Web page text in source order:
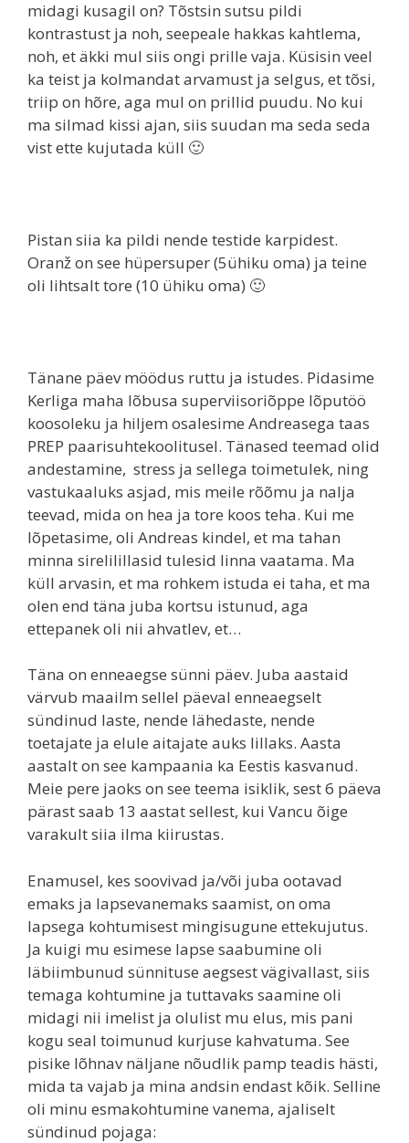
midagi kusagil on? Tõstsin sutsu pildi
kontrastust ja noh, seepeale hakkas kahtlema,
noh, et äkki mul siis ongi prille vaja. Küsisin veel
ka teist ja kolmandat arvamust ja selgus, et tõsi,
triip on hõre, aga mul on prillid puudu. No kui
ma silmad kissi ajan, siis suudan ma seda seda
vist ette kujutada küll 🙂
Pistan siia ka pildi nende testide karpidest.
Oranž on see hüpersuper (5ühiku oma) ja teine
oli lihtsalt tore (10 ühiku oma) 🙂
Tänane päev möödus ruttu ja istudes. Pidasime
Kerliga maha lõbusa superviisoriõppe lõputöö
koosoleku ja hiljem osalesime Andreasega taas
PREP paarisuhtekoolitusel. Tänased teemad olid
andestamine, stress ja sellega toimetulek, ning
vastukaaluks asjad, mis meile rõõmu ja nalja
teevad, mida on hea ja tore koos teha. Kui me
lõpetasime, oli Andreas kindel, et ma tahan
minna sirelilillasid tulesid linna vaatama. Ma
küll arvasin, et ma rohkem istuda ei taha, et ma
olen end täna juba kortsu istunud, aga
ettepanek oli nii ahvatlev, et…
Täna on enneaegse sünni päev. Juba aastaid
värvub maailm sellel päeval enneaegselt
sündinud laste, nende lähedaste, nende
toetajate ja elule aitajate auks lillaks. Aasta
aastalt on see kampaania ka Eestis kasvanud.
Meie pere jaoks on see teema isiklik, sest 6 päeva
pärast saab 13 aastat sellest, kui Vancu õige
varakult siia ilma kiirustas.
Enamusel, kes soovivad ja/või juba ootavad
emaks ja lapsevanemaks saamist, on oma
lapsega kohtumisest mingisugune ettekujutus.
Ja kuigi mu esimese lapse saabumine oli
läbiimbunud sünnituse aegsest vägivallast, siis
temaga kohtumine ja tuttavaks saamine oli
midagi nii imelist ja olulist mu elus, mis pani
kogu seal toimunud kurjuse kahvatuma. See
pisike lõhnav näljane nõudlik pamp teadis hästi,
mida ta vajab ja mina andsin endast kõik. Selline
oli minu esmakohtumine vanema, ajaliselt
sündinud pojaga: